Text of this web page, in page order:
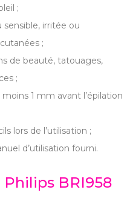
;
sensible, irritée ou
;
de beauté, tatouages,
;
1 mm avant l’épilation
lors de l’utilisation ;
d’utilisation fourni.
BRI958